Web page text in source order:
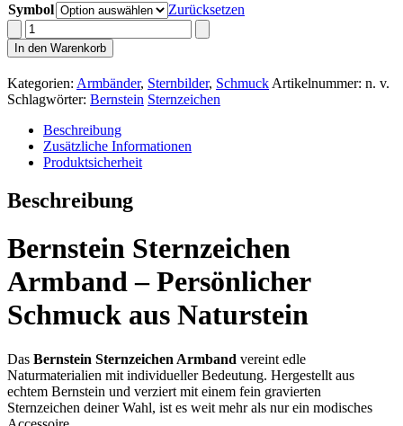
Symbol
Zurücksetzen
Sternzeichen
Armband
aus
Bernstein
Menge
In den Warenkorb
Kategorien: Armbänder, Sternbilder, Schmuck Artikelnummer: n. v.
Schlagwörter: Bernstein Sternzeichen
Beschreibung
Zusätzliche Informationen
Produktsicherheit
Beschreibung
Bernstein Sternzeichen
Armband – Persönlicher
Schmuck aus Naturstein
Das Bernstein Sternzeichen Armband vereint edle
Naturmaterialien mit individueller Bedeutung. Hergestellt aus
echtem Bernstein und verziert mit einem fein gravierten
Sternzeichen deiner Wahl, ist es weit mehr als nur ein modisches